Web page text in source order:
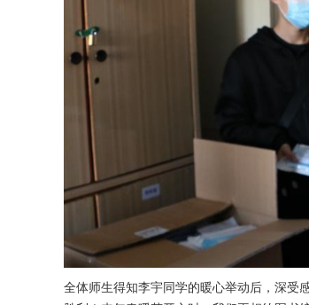
全体师生得知李宇同学的暖心举动后，深受